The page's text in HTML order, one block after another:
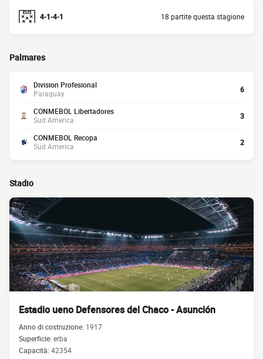
4-1-4-1 18 partite questa stagione
Palmares
Division Profesional
Paraguay
6
CONMEBOL Libertadores
Sud America
3
CONMEBOL Recopa
Sud America
2
Stadio
Estadio ueno Defensores del Chaco - Asunción
Anno di costruzione: 1917
Superficie:erba
Capacità:42354